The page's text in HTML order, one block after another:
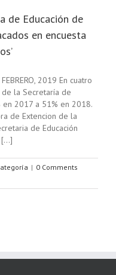
de Educación de
en encuesta
2019 En cuatro
la Secretaría de
en 2017 a 51% en 2018.
de Extencion de la
de Educación
| 0 Comments